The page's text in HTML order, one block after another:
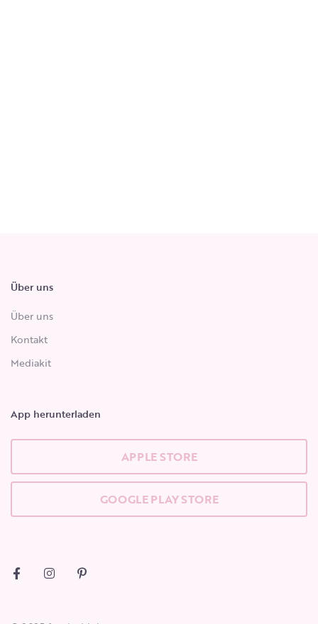
Über uns
Über uns
Kontakt
Mediakit
App herunterladen
APPLE STORE
GOOGLE PLAY STORE